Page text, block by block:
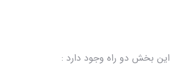
بخش دو راه وجود دارد :